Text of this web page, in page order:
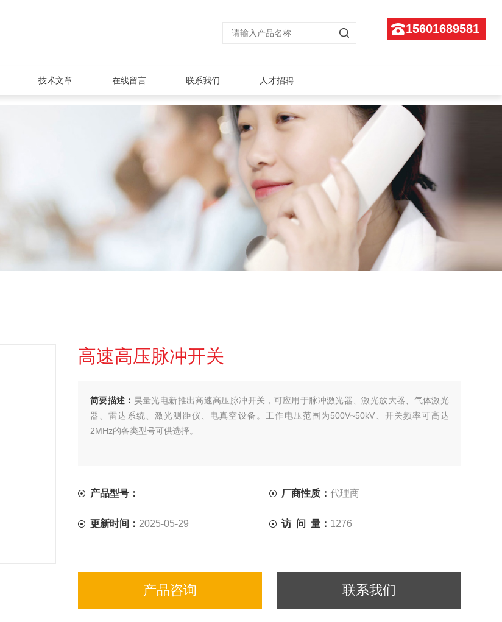
15601689581
技术文章 在线留言 联系我们 人才招聘
高速高压脉冲开关
简要描述： 昊量光电新推出高速高压脉冲开关，可应用于脉冲激光器、激光放大器、气体激光
器、雷达系统、激光测距仪、电真空设备。工作电压范围为500V~50kV、开关频率可高达
2MHz的各类型号可供选择。
产品型号： 厂商性质：代理商
更新时间： 2025-05-29 访 问 量： 1276
产品咨询 联系我们